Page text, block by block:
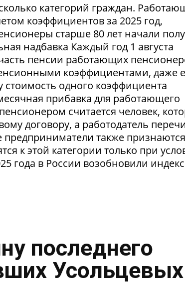
категорий граждан.
коэффициентов за 2025 год,
старше 80 лет начали
надбавка Каждый год 1 августа
пенсии работающих
коэффициентами, даже
стоимость одного коэффициента
прибавка для работающего
считается человек,
договору, а работодатель
также признаются
к этой категории только при
года в России возобновили
последнего
Усольцевых